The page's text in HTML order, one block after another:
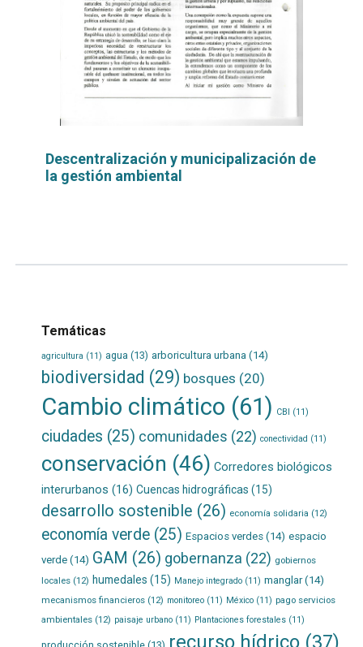
Descentralización y municipalización de
la gestión ambiental
Temáticas
agricultura (11) agua (13) arboricultura urbana (14)
biodiversidad (29) bosques (20)
Cambio climático (61) CBI (11)
ciudades (25) comunidades (22) conectividad (11)
conservación (46) Corredores biológicos
interurbanos (16) Cuencas hidrográficas (15)
desarrollo sostenible (26) economía solidaria (12)
economía verde(25) Espacios verdes(14) espacio
verde(14) GAM (26) gobernanza (22) gobiernos
locales(12) humedales (15) Manejo integrado(11) manglar(14)
mecanismos financieros(12) monitoreo(11) México(11) pago servicios
ambientales(12) paisaje urbano(11) Plantaciones forestales(11)
recurso hídrico(37)